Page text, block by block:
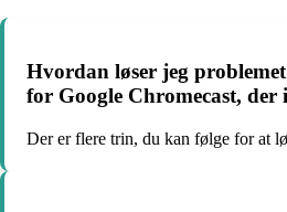
Hvordan løser jeg
for Google Chromecast, der
Der er flere trin, du kan følge for at